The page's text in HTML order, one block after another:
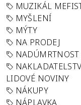
MUZIKÁL
MYŠLENÍ
MÝTY
NA PRODEJ
NADÚMRTNOST
LIDOVÉ NOVINY
NÁKUPY
NÁPLAVKA